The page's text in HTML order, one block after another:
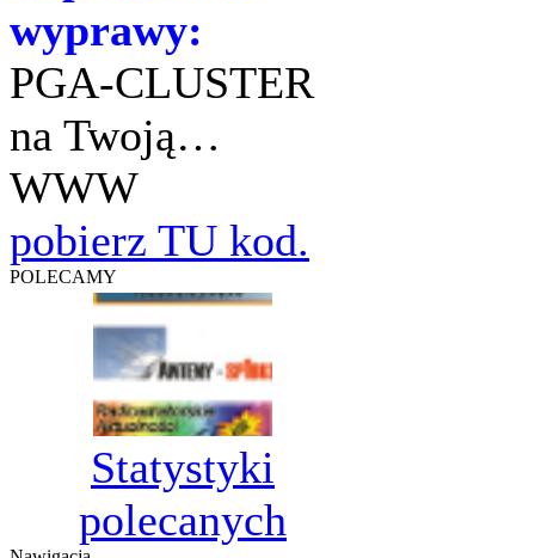
wyprawy:
PGA-CLUSTER
na Twoją…
WWW
pobierz TU kod.
POLECAMY
Statystyki
polecanych